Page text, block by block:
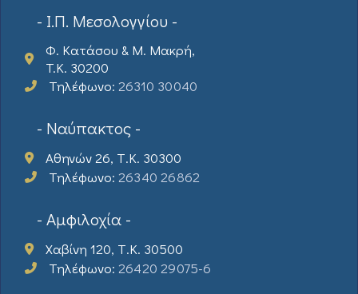
- Ι.Π. Μεσολογγίου -
Φ. Κατάσου & Μ. Μακρή,
T.K. 30200
Τηλέφωνο: 26310 30040
- Ναύπακτος -
Αθηνών 26, Τ.Κ. 30300
Τηλέφωνο: 26340 26862
- Αμφιλοχία -
Χαβίνη 120, Τ.Κ. 30500
Τηλέφωνο: 26420 29075-6